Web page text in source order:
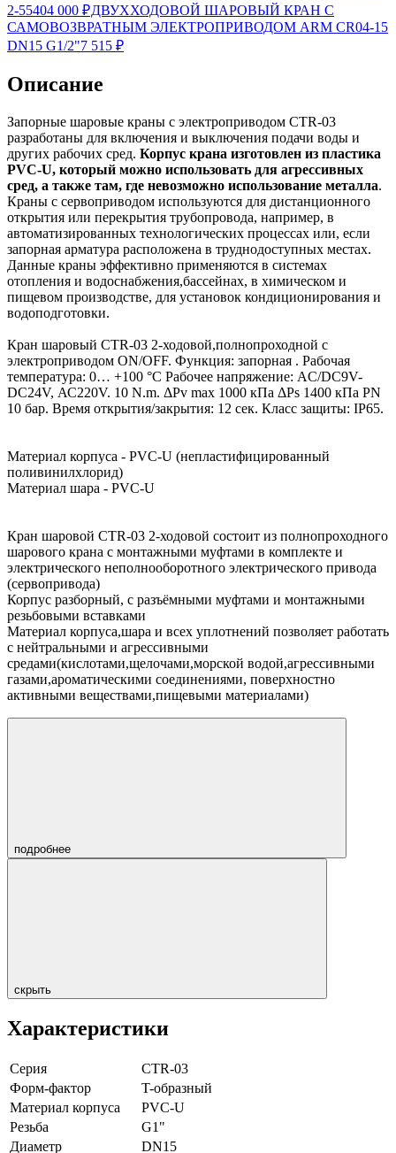
2-55404 000 ₽ДВУХХОДОВОЙ ШАРОВЫЙ КРАН С
САМОВОЗВРАТНЫМ ЭЛЕКТРОПРИВОДОМ ARM CR04-15
DN15 G1/2"7 515 ₽
Описание
Запорные шаровые краны с электроприводом CTR-03
разработаны для включения и выключения подачи воды и
других рабочих сред. Корпус крана изготовлен из пластика
PVC-U, который можно использовать для агрессивных
сред, а также там, где невозможно использование металла.
Краны с сервоприводом используются для дистанционного
открытия или перекрытия трубопровода, например, в
автоматизированных технологических процессах или, если
запорная арматура расположена в труднодоступных местах.
Данные краны эффективно применяются в системах
отопления и водоснабжения,бассейнах, в химическом и
пищевом производстве, для установок кондиционирования и
водоподготовки.
Кран шаровый CTR-03 2-ходовой,полнопроходной с
электроприводом ON/OFF. Функция: запорная . Рабочая
температура: 0… +100 °С Рабочее напряжение: AC/DC9V-
DC24V, АС220V. 10 N.m. ΔPv max 1000 кПа ΔPs 1400 кПа PN
10 бар. Время открытия/закрытия: 12 сек. Класс защиты: IP65.
Материал корпуса - PVC-U (непластифицированный
поливинилхлорид)
Материал шара - PVC-U
Кран шаровой CTR-03 2-ходовой состоит из полнопроходного
шарового крана с монтажными муфтами в комплекте и
электрического неполнооборотного электрического привода
(сервопривода)
Корпус разборный, с разъёмными муфтами и монтажными
резьбовыми вставками
Материал корпуса,шара и всех уплотнений позволяет работать
с нейтральными и агрессивными
средами(кислотами,щелочами,морской водой,агрессивными
газами,ароматическими соединениями, поверхностно
активными веществами,пищевыми материалами)
подробнее
скрыть
Характеристики
Серия
CTR-03
Форм-фактор
T-образный
Материал корпуса
PVC-U
Резьба
G1"
Диаметр
DN15